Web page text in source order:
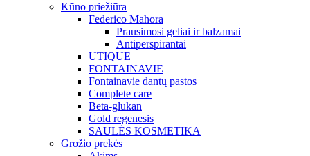
Kūno priežiūra
Federico Mahora
Prausimosi geliai ir balzamai
Antiperspirantai
UTIQUE
FONTAINAVIE
Fontainavie dantų pastos
Complete care
Beta-glukan
Gold regenesis
SAULĖS KOSMETIKA
Grožio prekės